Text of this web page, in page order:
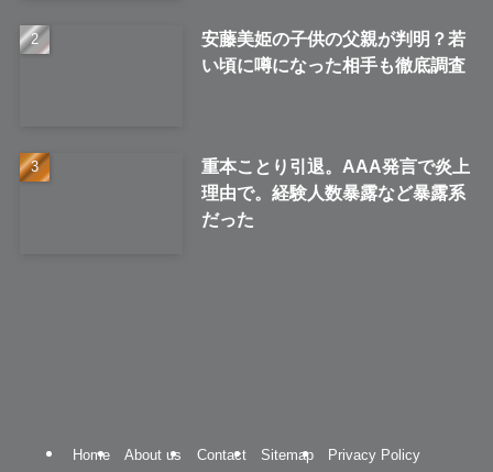
安藤美姫の子供の父親が判明？若
い頃に噂になった相手も徹底調査
重本ことり引退。AAA発言で炎上
理由で。経験人数暴露など暴露系
だった
Home About us Contact Sitemap Privacy Policy